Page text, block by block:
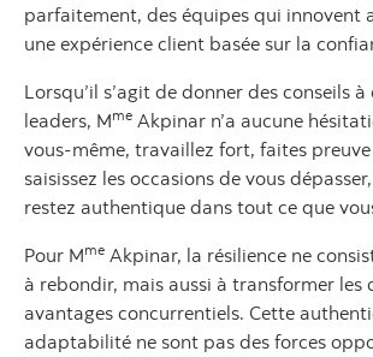
parfaitement, des équipes qui innovent
une expérience client basée sur la
Lorsqu’il s’agit de donner des conseils
leaders, Mme Akpinar n’a aucune
vous-même, travaillez fort, faites preuve
saisissez les occasions de vous
restez authentique dans tout ce que
Pour Mme Akpinar, la résilience ne
à rebondir, mais aussi à transformer les
avantages concurrentiels. Cette
adaptabilité ne sont pas des forces